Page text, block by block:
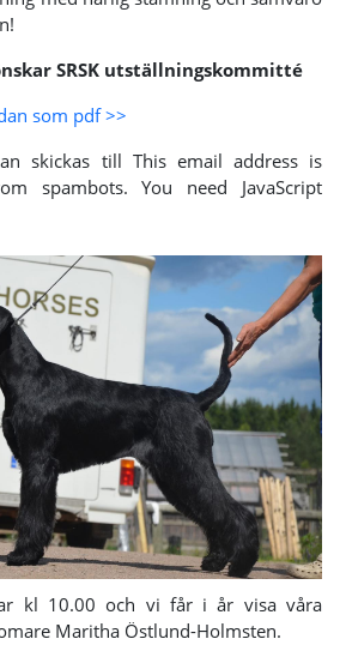
SRSK utställningskommitté
som pdf >>
skickas till This email address is
spambots. You need JavaScript
kl 10.00 och vi får i år visa våra
Maritha Östlund-Holmsten.